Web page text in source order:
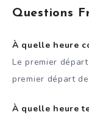
Questions
À quelle heure
Le premier
premier départ
À quelle heure